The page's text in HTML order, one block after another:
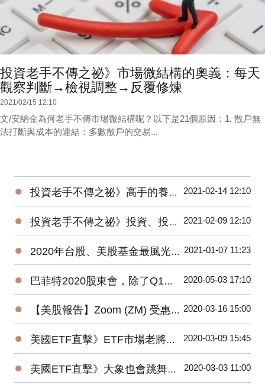
投資老手不傳之祕》市場微結構的奧義：每天
觀察判斷→檢視調整→反覆修煉
2021/02/15 12:10
文/安納金為何老手不傳市場微結構呢？以下是21個原因：1. 散戶無
法打斷與成本的連結：多數散戶的交易...
● 投資老手不傳之祕》高手的養成3階段：開放心胸 + 廣泛學習 + 大空頭洗禮 2021-02-14 12:10
● 投資老手不傳之祕》投資、投機、避險——3種部位都要嚴守各自紀律 2021-02-09 12:10
● 2020年台股、美股基金最風光，平均績效超過15%，能源基金谷底翻身大賺逾160%！ 2021-01-07 11:23
● 巴菲特2020股東會，除了Q1虧損，接下來投資人應該注意那些事？ 2020-05-03 17:10
● 【美股報告】Zoom (ZM) 受惠疫情，2019Q4財報及2020展望 2020-03-16 15:00
● 美國ETF直擊》ETF市場老將新兵爭鋒，誰是資金最青睞的No1？ 2020-03-09 15:45
● 美國ETF直擊》大象也會跳舞？2019美國主動ETF規模Top15出爐！ 2020-03-03 11:00